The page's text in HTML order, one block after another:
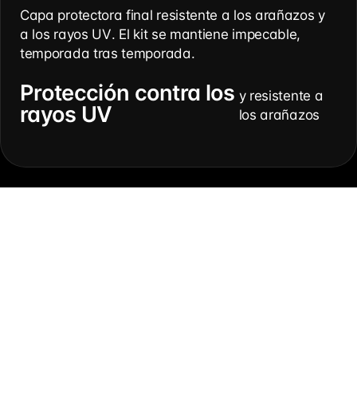
Capa protectora final resistente a los arañazos y
a los rayos UV. El kit se mantiene impecable,
temporada tras temporada.
Protección contra los
rayos UV
y resistente a
los arañazos